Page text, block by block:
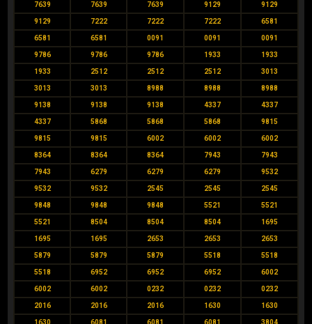
7639 7639 7639 9129 9129
9129 7222 7222 7222 6581
6581 6581 0091 0091 0091
9786 9786 9786 1933 1933
1933 2512 2512 2512 3013
3013 3013 8988 8988 8988
9138 9138 9138 4337 4337
4337 5868 5868 5868 9815
9815 9815 6002 6002 6002
8364 8364 8364 7943 7943
7943 6279 6279 6279 9532
9532 9532 2545 2545 2545
9848 9848 9848 5521 5521
5521 8504 8504 8504 1695
1695 1695 2653 2653 2653
5879 5879 5879 5518 5518
5518 6952 6952 6952 6002
6002 6002 0232 0232 0232
2016 2016 2016 1630 1630
1630 6081 6081 6081 3804